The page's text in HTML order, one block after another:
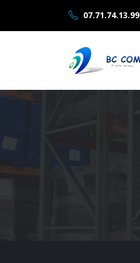
07.71.74.13.99